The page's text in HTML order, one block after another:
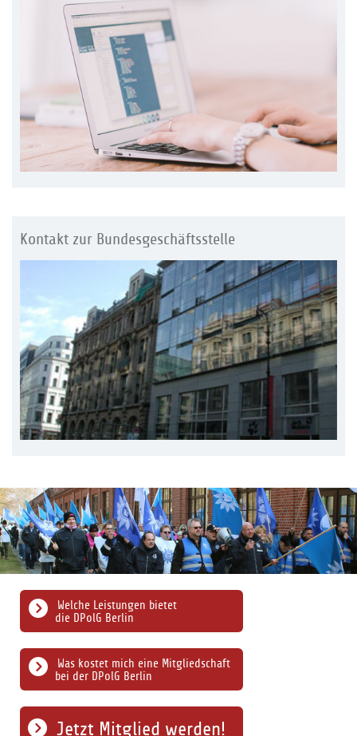
Kontakt zur Bundesgeschäftsstelle
Was kostet mich eine Mitgliedschaft
bei der DPolG Berlin
Welche Leistungen bietet
die DPolG Berlin
Jetzt Mitglied werden!